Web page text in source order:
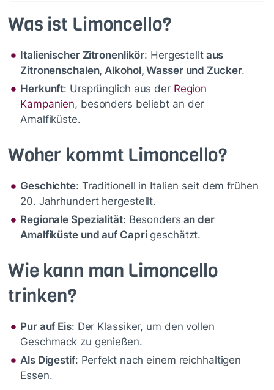
Was ist Limoncello?
Italienischer Zitronenlikör: Hergestelltaus
Zitronenschalen, Alkohol, Wasser und Zucker.
Herkunft: Ursprünglich aus der Region
Kampanien, besonders beliebt an der
Amalfiküste.
Woher kommt Limoncello?
Geschichte: Traditionell in Italien seit dem frühen
20. Jahrhundert hergestellt.
Regionale Spezialität: Besonders an der
Amalfiküste und auf Caprigeschätzt.
Wie kann man Limoncello
trinken?
Pur auf Eis: Der Klassiker, um den vollen
Geschmack zu genießen.
Als Digestif: Perfekt nach einem reichhaltigen
Essen.